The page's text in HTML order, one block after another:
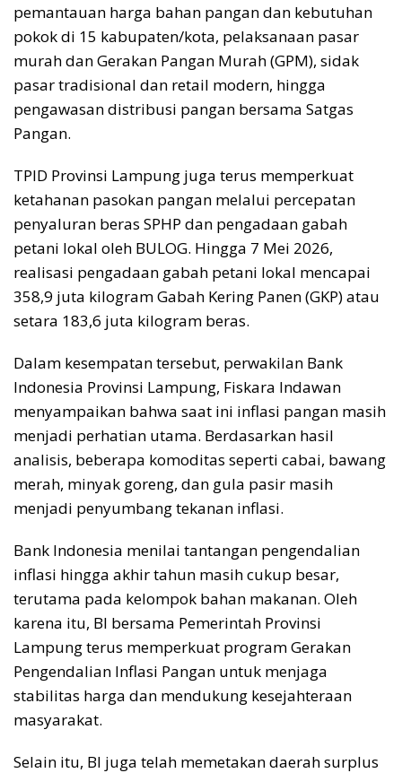
pemantauan harga bahan pangan dan kebutuhan
pokok di 15 kabupaten/kota, pelaksanaan pasar
murah dan Gerakan Pangan Murah (GPM), sidak
pasar tradisional dan retail modern, hingga
pengawasan distribusi pangan bersama Satgas
Pangan.
TPID Provinsi Lampung juga terus memperkuat
ketahanan pasokan pangan melalui percepatan
penyaluran beras SPHP dan pengadaan gabah
petani lokal oleh BULOG. Hingga 7 Mei 2026,
realisasi pengadaan gabah petani lokal mencapai
358,9 juta kilogram Gabah Kering Panen (GKP) atau
setara 183,6 juta kilogram beras.
Dalam kesempatan tersebut, perwakilan Bank
Indonesia Provinsi Lampung, Fiskara Indawan
menyampaikan bahwa saat ini inflasi pangan masih
menjadi perhatian utama. Berdasarkan hasil
analisis, beberapa komoditas seperti cabai, bawang
merah, minyak goreng, dan gula pasir masih
menjadi penyumbang tekanan inflasi.
Bank Indonesia menilai tantangan pengendalian
inflasi hingga akhir tahun masih cukup besar,
terutama pada kelompok bahan makanan. Oleh
karena itu, BI bersama Pemerintah Provinsi
Lampung terus memperkuat program Gerakan
Pengendalian Inflasi Pangan untuk menjaga
stabilitas harga dan mendukung kesejahteraan
masyarakat.
Selain itu, BI juga telah memetakan daerah surplus